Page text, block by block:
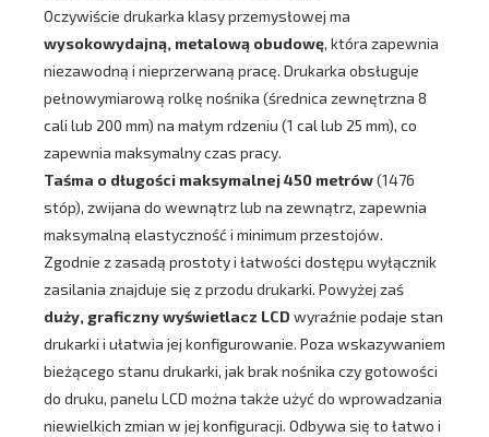
Oczywiście drukarka klasy przemysłowej ma
wysokowydajną, metalową obudowę, która zapewnia
niezawodną i nieprzerwaną pracę. Drukarka obsługuje
pełnowymiarową rolkę nośnika (średnica zewnętrzna 8
cali lub 200 mm) na małym rdzeniu (1 cal lub 25 mm), co
zapewnia maksymalny czas pracy.
Taśma o długości maksymalnej 450 metrów(1476
stóp), zwijana do wewnątrz lub na zewnątrz, zapewnia
maksymalną elastyczność i minimum przestojów.
Zgodnie z zasadą prostoty i łatwości dostępu wyłącznik
zasilania znajduje się z przodu drukarki. Powyżej zaś
duży, graficzny wyświetlacz LCD wyraźnie podaje stan
drukarki i ułatwia jej konfigurowanie. Poza wskazywaniem
bieżącego stanu drukarki, jak brak nośnika czy gotowości
do druku, panelu LCD można także użyć do wprowadzania
niewielkich zmian w jej konfiguracji. Odbywa się to łatwo i